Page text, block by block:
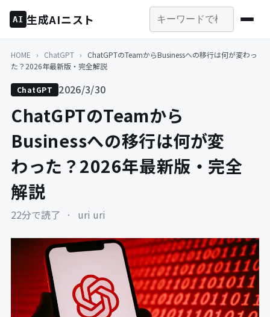
AI 生成AIニスト
HOME › ChatGPT ›
ChatGPTのTeamからBusinessへの移行は何が変わっ
た？2026年最新版・完全解説
ChatGPT 2026/3/30
ChatGPTのTeamから
Businessへの移行は何が変
わった？2026年最新版・完全
解説
22分で読了 · uri uri